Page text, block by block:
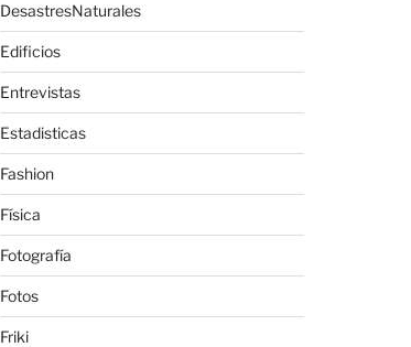
DesastresNaturales
Edificios
Entrevistas
Estadisticas
Fashion
Física
Fotografía
Fotos
Friki